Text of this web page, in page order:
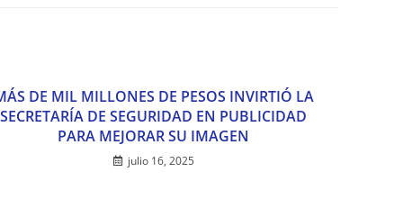
DE MIL MILLONES DE PESOS INVIRTIÓ LA
SECRETARÍA DE SEGURIDAD EN PUBLICIDAD
PARA MEJORAR SU IMAGEN
julio 16, 2025